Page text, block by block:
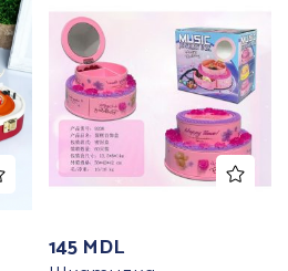
145 MDL